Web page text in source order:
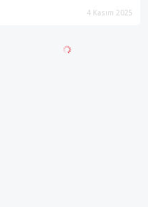
getirirken, Netanyahu hükûmeti
4 Kasım 2025